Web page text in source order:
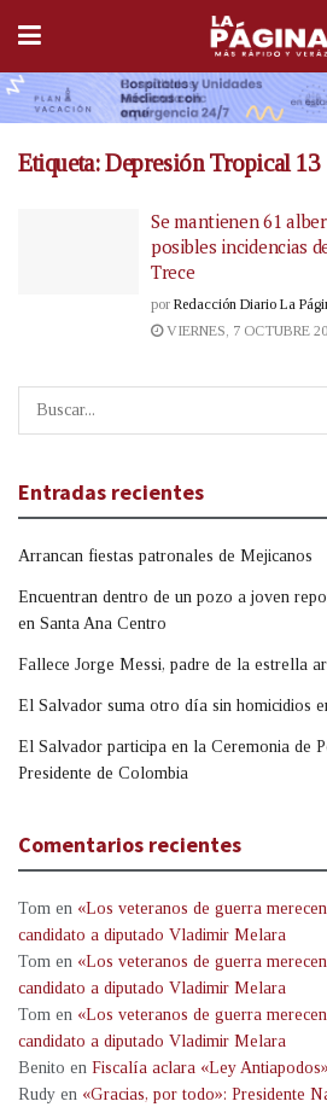
Etiqueta:Depresión Tropical 13
Se mantienen 61
posibles incidencias
Trece
por Redacción Diario La
VIERNES, 7 OCTUBRE
Entradas recientes
Arrancan fiestas patronales de Mejicanos
Encuentran dentro de un pozo a joven
en Santa Ana Centro
Fallece Jorge Messi, padre de la estrella
El Salvador suma otro día sin homicidios
El Salvador participa en la Ceremonia de
Presidente de Colombia
Comentarios recientes
Tom en «Los veteranos de guerra
candidato a diputado Vladimir Melara
Tom en «Los veteranos de guerra
candidato a diputado Vladimir Melara
Tom en «Los veteranos de guerra
candidato a diputado Vladimir Melara
Benito en Fiscalía aclara «Ley
Rudy en «Gracias, por todo»: Presidente